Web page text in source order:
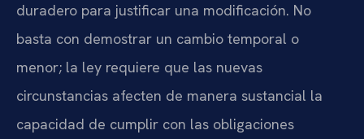
duradero para justificar una modificación. No
basta con demostrar un cambio temporal o
menor; la ley requiere que las nuevas
circunstancias afecten de manera sustancial la
capacidad de cumplir con las obligaciones